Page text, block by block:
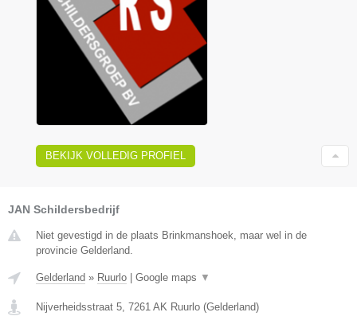
BEKIJK VOLLEDIG PROFIEL
JAN Schildersbedrijf
Niet gevestigd in de plaats Brinkmanshoek, maar wel in de
provincie Gelderland.
Gelderland » Ruurlo Google maps ▼
Nijverheidsstraat 5 7261 AK Ruurlo (Gelderland)